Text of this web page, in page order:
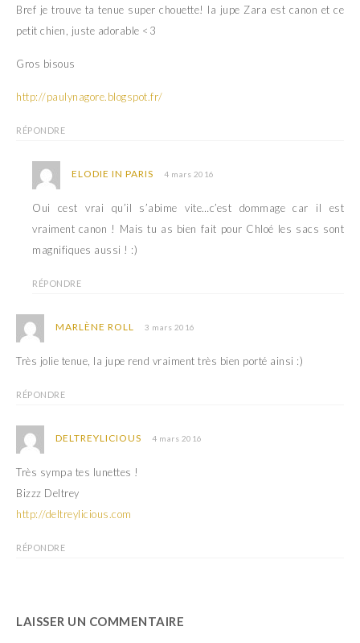
Bref je trouve ta tenue super chouette! la jupe Zara est canon et ce
petit chien, juste adorable <3
Gros bisous
http://paulynagore.blogspot.fr/
RÉPONDRE
ELODIE IN PARIS 4 mars 2016
Oui cest vrai qu’il s’abime vite…c’est dommage car il est
vraiment canon ! Mais tu as bien fait pour Chloé les sacs sont
magnifiques aussi ! :)
RÉPONDRE
MARLÈNE ROLL 3 mars 2016
Très jolie tenue, la jupe rend vraiment très bien porté ainsi :)
RÉPONDRE
DELTREYLICIOUS 4 mars 2016
Très sympa tes lunettes !
Bizzz Deltrey
http://deltreylicious.com
RÉPONDRE
LAISSER UN COMMENTAIRE